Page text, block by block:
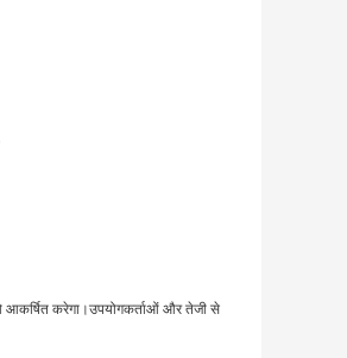
आकर्षित करेगा।उपयोगकर्ताओं और तेजी से